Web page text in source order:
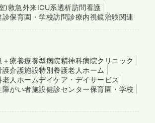
)救急外来ICU系透析訪問看護
診保育園・学校訪問診療内視鏡治験関連
＋療養療養型病院精神科病院クリニック
護介護施設特別養護老人ホーム
老人ホームデイケア・デイサービス
障がい者施設健診センター保育園・学校